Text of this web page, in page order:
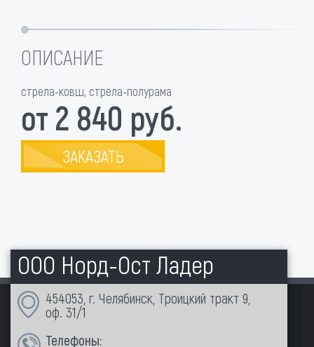
ОПИСАНИЕ
стрела-ковш, стрела-полурама
от 2 840 руб.
ЗАКАЗАТЬ
ООО Норд-Ост Ладер
454053, г. Челябинск, Троицкий тракт 9,
оф. 31/1
Телефоны: